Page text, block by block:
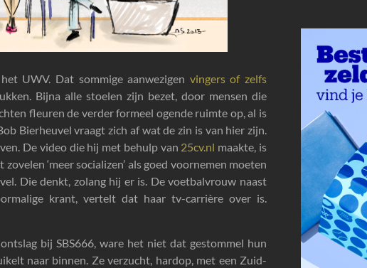
UWV. Dat sommige aanwezigen vingers of zelfs
Bijna alle stoelen zijn bezet, door mensen die
fleuren de verder formeel ogende ruimte op, al is
Bierheuvel vraagt zich af wat de zin is van hier zijn.
De video die hij met behulp van 25cv.nl maakte, is
‘meer socializen’ als goed voornemen moeten
Die denkt, zolang hij er is. De voetbalvrouw naast
krant, vertelt dat haar tv-carrière over is.
bij SBS666, ware het niet dat gestommel hun
naar binnen. Ze verzucht, hardop, met een Zuid-